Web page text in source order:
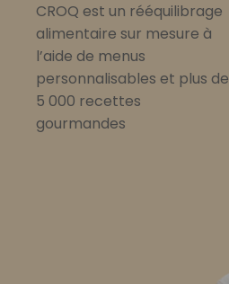
CROQ est un rééquilibrage
alimentaire sur mesure à
l’aide de menus
personnalisables et plus de
5 000 recettes
gourmandes